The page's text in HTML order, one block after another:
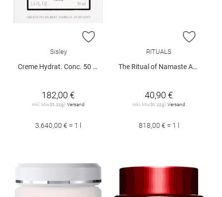
ZUR WUNSCHLISTE HINZUFÜGEN
Sisley
Creme Hydrat. Conc. 50 ml
182,00 €
inkl. MwSt. zzgl.Versand
3.640,00 € = 1 l
ZUR
RITUALS
The Ritual of Namaste Ageless Firming Day Cream
40,90 €
inkl. MwSt. zzgl.Versand
818,00 € = 1 l